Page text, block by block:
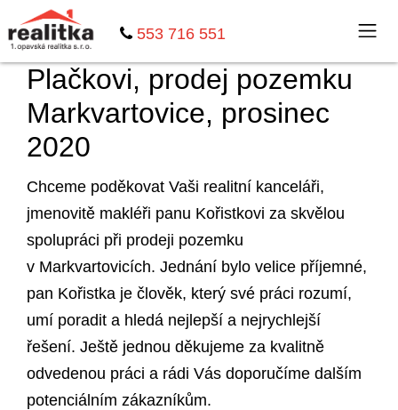
553 716 551
Plačkovi, prodej pozemku
Markvartovice, prosinec
2020
Chceme poděkovat Vaši realitní kanceláři,
jmenovitě makléři panu Kořistkovi za skvělou
spolupráci při prodeji pozemku
v Markvartovicích. Jednání bylo velice příjemné,
pan Kořistka je člověk, který své práci rozumí,
umí poradit a hledá nejlepší a nejrychlejší
řešení. Ještě jednou děkujeme za kvalitně
odvedenou práci a rádi Vás doporučíme dalším
potenciálním zákazníkům.